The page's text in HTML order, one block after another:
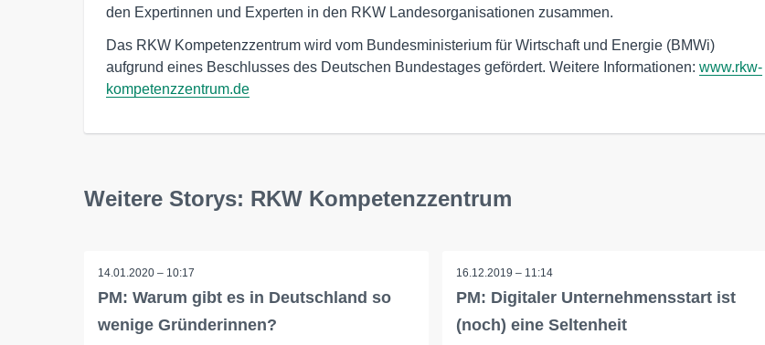
den Expertinnen und Experten in den RKW Landesorganisationen zusammen.
Das RKW Kompetenzzentrum wird vom Bundesministerium für Wirtschaft und Energie (BMWi)
aufgrund eines Beschlusses des Deutschen Bundestages gefördert. Weitere Informationen: www.rkw-
kompetenzzentrum.de
Weitere Storys: RKW Kompetenzzentrum
14.01.2020 – 10:17
PM: Warum gibt es in Deutschland so
wenige Gründerinnen?
16.12.2019 – 11:14
PM: Digitaler Unternehmensstart ist
(noch) eine Seltenheit